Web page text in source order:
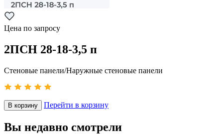
Цена по запросу
2ПСН 28-18-3,5 п
Стеновые панели/Наружные стеновые панели
В корзину Перейти в корзину
Вы недавно смотрели